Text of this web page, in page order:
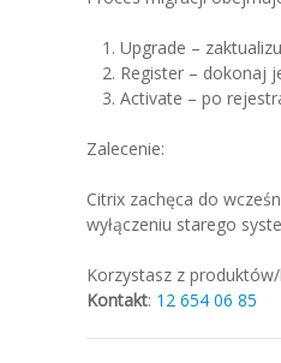
Upgrade –
Register – dokonaj
Activate – po
Zalecenie:
Citrix zachęca do
wyłączeniu starego
Korzystasz z
Kontakt: 12 654 06 85